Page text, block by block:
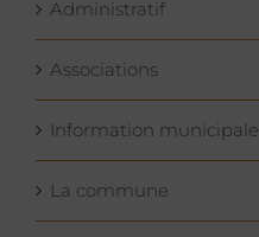
Administratif
Associations
Information municipale
La commune